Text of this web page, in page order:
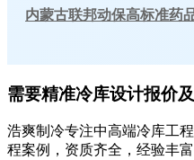
内蒙古联邦动保高标准药
需要精准冷库设计报价
浩爽制冷专注中高端冷库工
程案例，资质齐全，经验丰